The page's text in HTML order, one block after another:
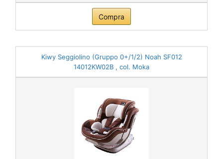
Compra
Kiwy Seggiolino (Gruppo 0+/1/2) Noah SF012
14012KW02B , col. Moka